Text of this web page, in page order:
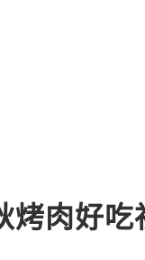
烤肉好